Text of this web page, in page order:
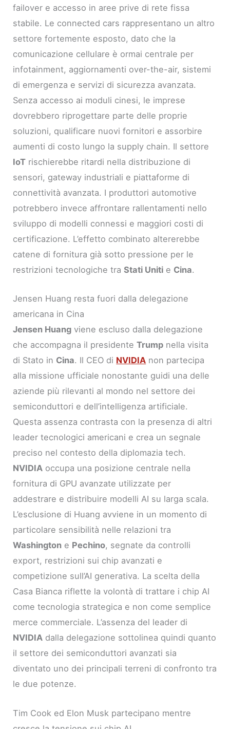
failover e accesso in aree prive di rete fissa
stabile. Le connected cars rappresentano un altro
settore fortemente esposto, dato che la
comunicazione cellulare è ormai centrale per
infotainment, aggiornamenti over-the-air, sistemi
di emergenza e servizi di sicurezza avanzata.
Senza accesso ai moduli cinesi, le imprese
dovrebbero riprogettare parte delle proprie
soluzioni, qualificare nuovi fornitori e assorbire
aumenti di costo lungo la supply chain. Il settore
IoT rischierebbe ritardi nella distribuzione di
sensori, gateway industriali e piattaforme di
connettività avanzata. I produttori automotive
potrebbero invece affrontare rallentamenti nello
sviluppo di modelli connessi e maggiori costi di
certificazione. L’effetto combinato altererebbe
catene di fornitura già sotto pressione per le
restrizioni tecnologiche traStati Uniti e Cina.
Jensen Huang resta fuori dalla delegazione
americana in Cina
Jensen Huang viene escluso dalla delegazione
che accompagna il presidenteTrump nella visita
di Stato in Cina. Il CEO di NVIDIA non partecipa
alla missione ufficiale nonostante guidi una delle
aziende più rilevanti al mondo nel settore dei
semiconduttori e dell’intelligenza artificiale.
Questa assenza contrasta con la presenza di altri
leader tecnologici americani e crea un segnale
preciso nel contesto della diplomazia tech.
NVIDIA occupa una posizione centrale nella
fornitura di GPU avanzate utilizzate per
addestrare e distribuire modelli AI su larga scala.
L’esclusione di Huang avviene in un momento di
particolare sensibilità nelle relazioni tra
Washington e Pechino, segnate da controlli
export, restrizioni sui chip avanzati e
competizione sull’AI generativa. La scelta della
Casa Bianca riflette la volontà di trattare i chip AI
come tecnologia strategica e non come semplice
merce commerciale. L’assenza del leader di
NVIDIA dalla delegazione sottolinea quindi quanto
il settore dei semiconduttori avanzati sia
diventato uno dei principali terreni di confronto tra
le due potenze.
Tim Cook ed Elon Musk partecipano mentre